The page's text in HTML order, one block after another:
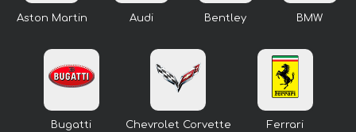
Aston Martin Audi Bentley BMW
Bugatti Chevrolet Corvette Ferrari